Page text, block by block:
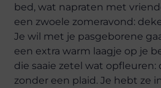
bed, wat napraten met
een zwoele zomeravond:
Je wil met je pasgeborene
een extra warm laagje op je
die saaie zetel wat opfleuren:
zonder een plaid. Je hebt ze